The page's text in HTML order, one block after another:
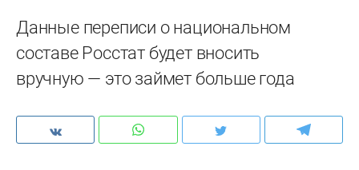
Данные переписи о национальном
составе Росстат будет вносить
вручную — это займет больше года